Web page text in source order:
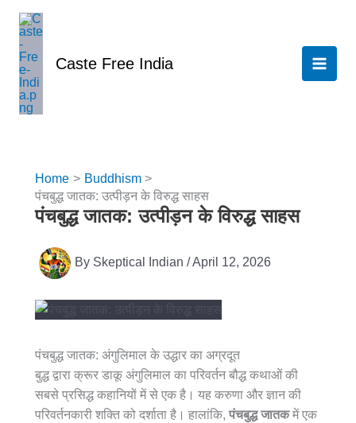
content
Caste Free India
Home
Buddhism
पंचबुद्ध जातक: उत्पीड़न के विरुद्ध साहस
पंचबुद्ध जातक: उत्पीड़न के विरुद्ध साहस
By Skeptical Indian /April 12, 2026
पंचबुद्ध जातक: अंगुलिमाल के उद्धार का अग्रदूत
बुद्ध द्वारा क्रूर डाकू अंगुलिमाल का परिवर्तन बौद्ध कथाओं की
सबसे प्रसिद्ध कहानियों में से एक है। यह करुणा और ज्ञान की
परिवर्तनकारी शक्ति को दर्शाता है। हालांकि, पंचबुद्ध जातकमें एक